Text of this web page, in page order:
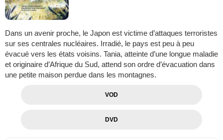
Dans un avenir proche, le Japon est victime d’attaques terroristes
sur ses centrales nucléaires. Irradié, le pays est peu à peu
évacué vers les états voisins. Tania, atteinte d’une longue maladie
et originaire d’Afrique du Sud, attend son ordre d’évacuation dans
une petite maison perdue dans les montagnes.
VOD
DVD